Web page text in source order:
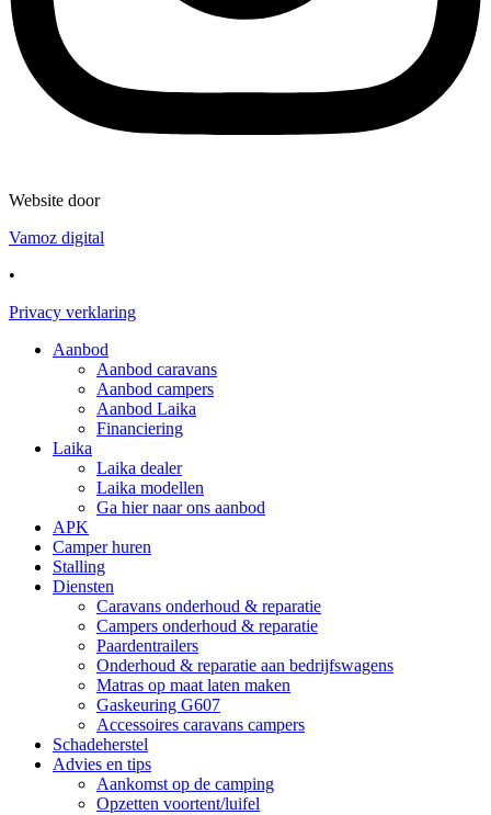
Website door
Vamoz digital
•
Privacy verklaring
Aanbod
Aanbod caravans
Aanbod campers
Aanbod Laika
Financiering
Laika
Laika dealer
Laika modellen
Ga hier naar ons aanbod
APK
Camper huren
Stalling
Diensten
Caravans onderhoud & reparatie
Campers onderhoud & reparatie
Paardentrailers
Onderhoud & reparatie aan bedrijfswagens
Matras op maat laten maken
Gaskeuring G607
Accessoires caravans campers
Schadeherstel
Advies en tips
Aankomst op de camping
Opzetten voortent/luifel